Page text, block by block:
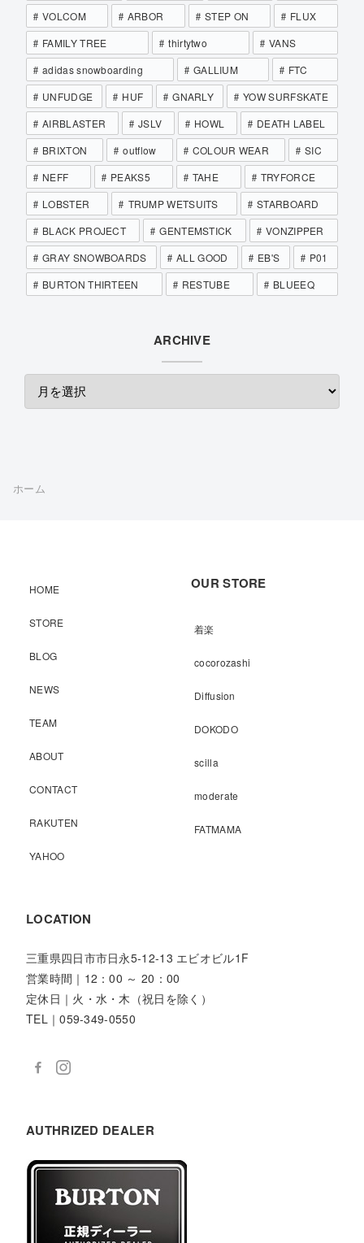
VOLCOM
ARBOR STEP ON
FLUX
FAMILY TREE
thirtytwo
VANS
adidas snowboarding
GALLIUM
FTC
UNFUDGE
HUF GNARLY
YOW SURFSKATE
AIRBLASTER
JSLV HOWL
DEATH LABEL
BRIXTON
outflow COLOUR WEAR
SIC
NEFF
PEAKS5 TAHE
TRYFORCE
LOBSTER
TRUMP WETSUITS
STARBOARD
BLACK PROJECT
GENTEMSTICK
VONZIPPER
GRAY SNOWBOARDS
ALL GOOD EB'S
P01
BURTON THIRTEEN
RESTUBE BLUEEQ
ARCHIVE
ホーム
HOME
STORE
BLOG
NEWS
TEAM
ABOUT
CONTACT
RAKUTEN
YAHOO
OUR STORE
着楽
cocorozashi
Diffusion
DOKODO
scilla
moderate
FATMAMA
LOCATION
三重県四日市市日永5-12-13 エビオビル1F
営業時間｜12：00 ～ 20：00
定休日｜火・水・木（祝日を除く）
TEL｜059-349-0550
AUTHRIZED DEALER